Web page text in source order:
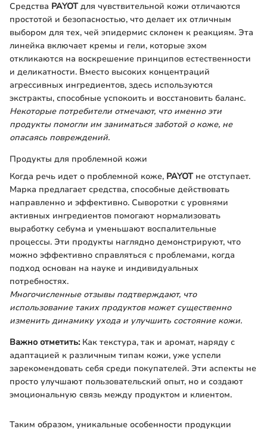
Средства PAYOTдля чувствительной кожи отличаются
простотой и безопасностью, что делает их отличным
выбором для тех, чей эпидермис склонен к реакциям. Эта
линейка включает кремы и гели, которые эхом
откликаются на воскрешение принципов естественности
и деликатности. Вместо высоких концентраций
агрессивных ингредиентов, здесь используются
экстракты, способные успокоить и восстановить баланс.
Некоторые потребители отмечают, что именно эти
продукты помогли им заниматься заботой о коже, не
опасаясь повреждений.
Продукты для проблемной кожи
Когда речь идет о проблемной коже, PAYOTне отступает.
Марка предлагает средства, способные действовать
направленно и эффективно. Сыворотки с уровнями
активных ингредиентов помогают нормализовать
выработку себума и уменьшают воспалительные
процессы. Эти продукты наглядно демонстрируют, что
можно эффективно справляться с проблемами, когда
подход основан на науке и индивидуальных
потребностях.
Многочисленные отзывы подтверждают, что
использование таких продуктов может существенно
изменить динамику ухода и улучшить состояние кожи.
Важно отметить:Как текстура, так и аромат, наряду с
адаптацией к различным типам кожи, уже успели
зарекомендовать себя среди покупателей. Эти аспекты не
просто улучшают пользовательский опыт, но и создают
эмоциональную связь между продуктом и клиентом.
Таким образом, уникальные особенности продукции